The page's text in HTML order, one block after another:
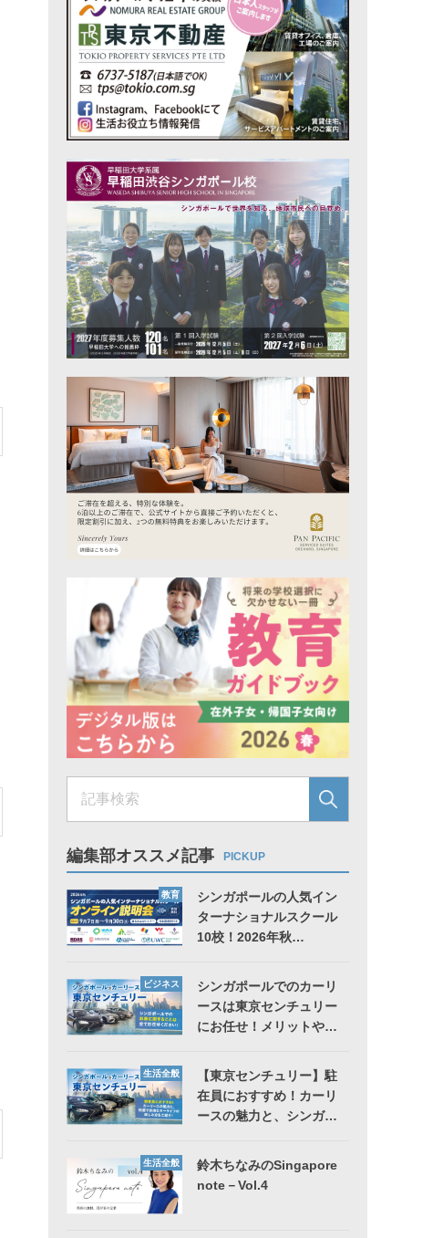
編集部オススメ記事 PICKUP
教育
シンガポールの人気イン
ターナショナルスクール
10校！2026年秋…
ビジネス
シンガポールでのカーリ
ースは東京センチュリー
にお任せ！メリットや…
生活全般
【東京センチュリー】駐
在員におすすめ！カーリ
ースの魅力と、シンガ…
生活全般
鈴木ちなみのSingapore
note－Vol.4